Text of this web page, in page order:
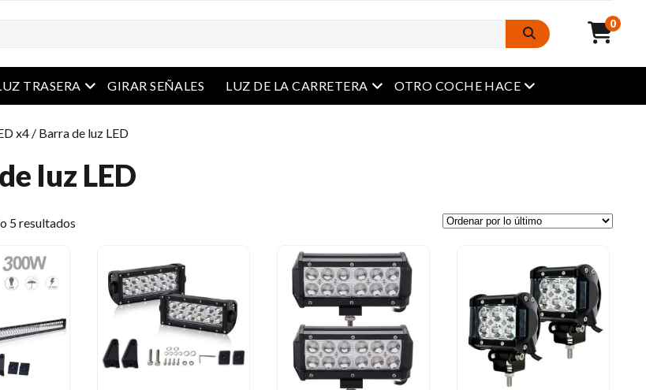
0
abierto
TRASERA Menú abierto
GIRAR SEÑALES LUZ DE LA CARRETERA Menú abierto
OTRO COCHE HACE Menú abierto
x4 / Barra de luz LED
luz LED
5 resultados
último